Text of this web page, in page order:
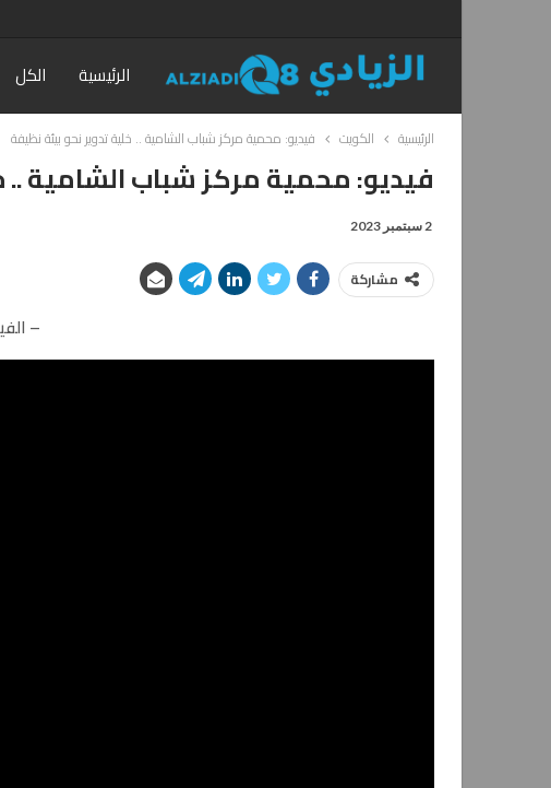
الرئيسية الكل
الرئيسية الكويت فيديو: محمية مركز شباب الشامية .. خلية تدوير نحو بيئة نظيفة
فيديو: محمية مركز شباب الشامية ..
2 سبتمبر 2023
مشاركة
–